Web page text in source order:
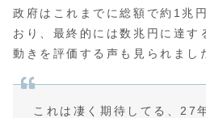
政府はこれまでに総額で約1兆
おり、最終的には数兆円に達す
動きを評価する声も見られまし
これは凄く期待してる、27